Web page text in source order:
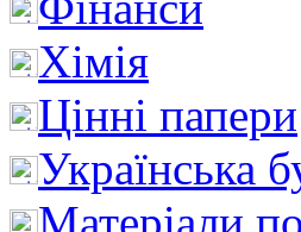
Хімія
Цінні папери
Українська